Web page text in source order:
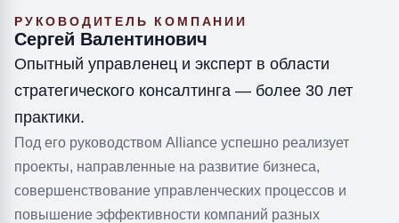
РУКОВОДИТЕЛЬ КОМПАНИИ
Сергей Валентинович
Опытный управленец и эксперт в области
стратегического консалтинга — более 30 лет
практики.
Под его руководством Alliance успешно реализует
проекты, направленные на развитие бизнеса,
совершенствование управленческих процессов и
повышение эффективности компаний разных